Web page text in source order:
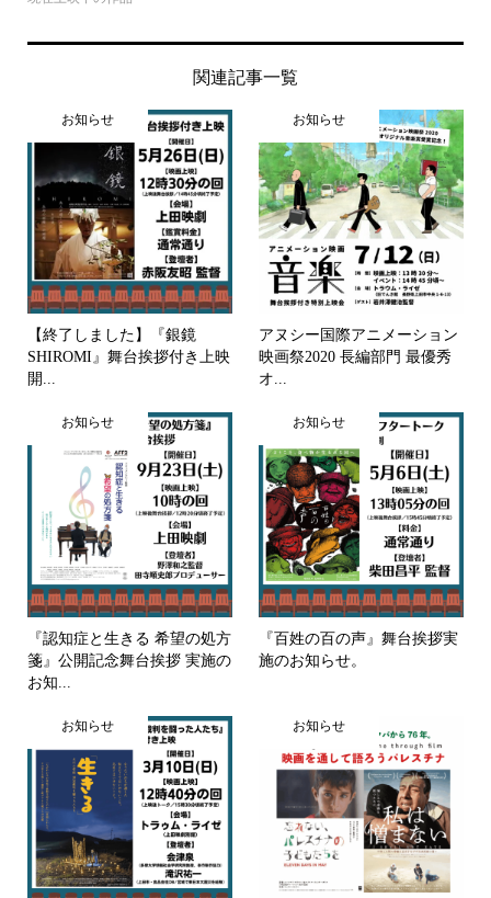
関連記事一覧
お知らせ
【終了しました】『銀鏡
SHIROMI』舞台挨拶付き上映
開...
お知らせ
アヌシー国際アニメーション
映画祭2020 長編部門 最優秀
オ...
お知らせ
『認知症と生きる 希望の処方
箋』公開記念舞台挨拶 実施の
お知...
お知らせ
『百姓の百の声』舞台挨拶実
施のお知らせ。
お知らせ お知らせ